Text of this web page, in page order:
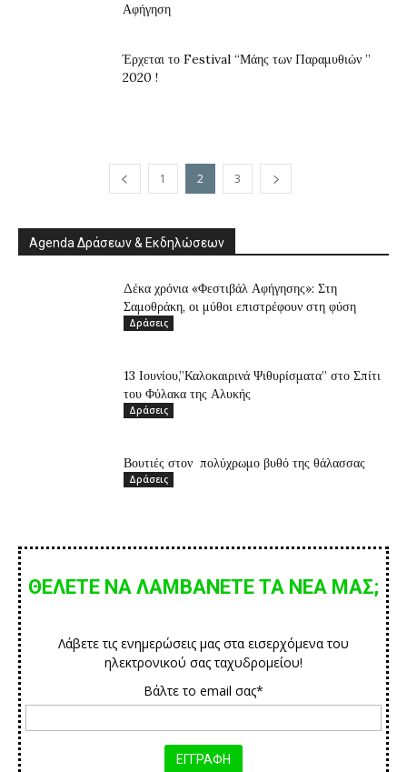
Αφήγηση
Έρχεται το Festival “Μάης των Παραμυθιών ”
2020 !
1 2 3
Agenda Δράσεων & Εκδηλώσεων
Δέκα χρόνια «Φεστιβάλ Αφήγησης»: Στη
Σαμοθράκη, οι μύθοι επιστρέφουν στη φύση
Δράσεις
13 Ιουνίου,”Καλοκαιρινά Ψιθυρίσματα” στο Σπίτι
του Φύλακα της Αλυκής
Δράσεις
Βουτιές στον πολύχρωμο βυθό της θάλασσας
Δράσεις
ΘΕΛΕΤΕ ΝΑ ΛΑΜΒΑΝΕΤΕ ΤΑ ΝΕΑ ΜΑΣ;
Λάβετε τις ενημερώσεις μας στα εισερχόμενα του
ηλεκτρονικού σας ταχυδρομείου!
Βάλτε το email σας*